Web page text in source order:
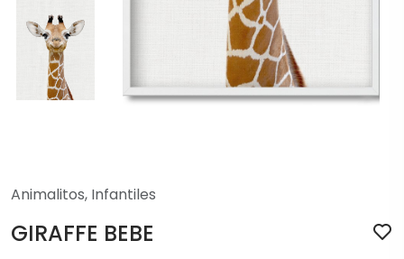
Animalitos, Infantiles
GIRAFFE BEBE